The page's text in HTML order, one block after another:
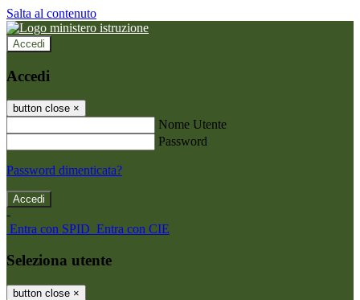
Salta al contenuto
Accedi
Accedi
button close ×
Nome Utente
Password
Password dimenticata?
-
Entra con SPID Entra con CIE
Seleziona utente
button close ×